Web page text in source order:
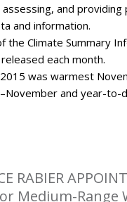
and
and information.
the Climate Summary
each month.
was warmest
and year-to-
RABIER
Medium-Range